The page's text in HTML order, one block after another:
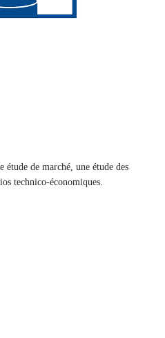
étude de marché, une étude des
technico-économiques.